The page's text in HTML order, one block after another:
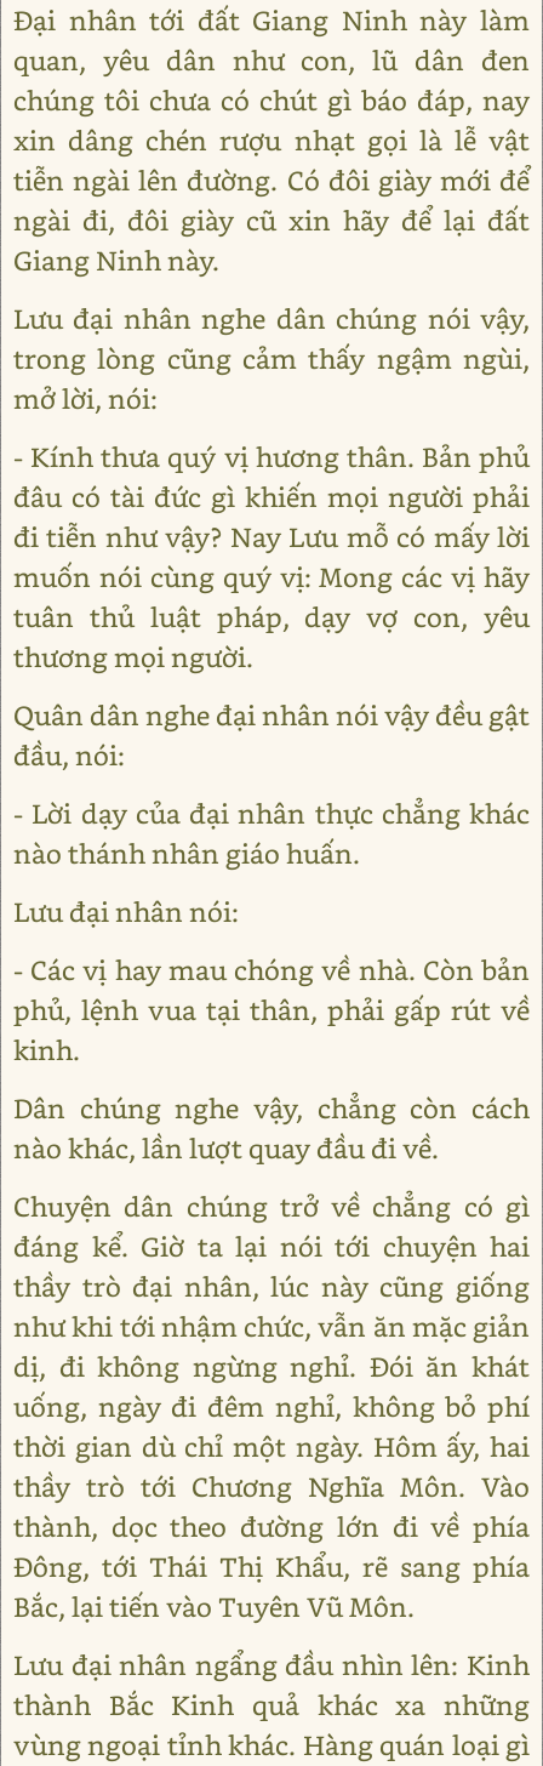
Đại nhân tới đất Giang Ninh này làm
quan, yêu dân như con, lũ dân đen
chúng tôi chưa có chút gì báo đáp, nay
xin dâng chén rượu nhạt gọi là lễ vật
tiễn ngài lên đường. Có đôi giày mới để
ngài đi, đôi giày cũ xin hãy để lại đất
Giang Ninh này.
Lưu đại nhân nghe dân chúng nói vậy,
trong lòng cũng cảm thấy ngậm ngùi,
mở lời, nói:
- Kính thưa quý vị hương thân. Bản phủ
đâu có tài đức gì khiến mọi người phải
đi tiễn như vậy? Nay Lưu mỗ có mấy lời
muốn nói cùng quý vị: Mong các vị hãy
tuân thủ luật pháp, dạy vợ con, yêu
thương mọi người.
Quân dân nghe đại nhân nói vậy đều gật
đầu, nói:
- Lời dạy của đại nhân thực chẳng khác
nào thánh nhân giáo huấn.
Lưu đại nhân nói:
- Các vị hay mau chóng về nhà. Còn bản
phủ, lệnh vua tại thân, phải gấp rút về
kinh.
Dân chúng nghe vậy, chẳng còn cách
nào khác, lần lượt quay đầu đi về.
Chuyện dân chúng trở về chẳng có gì
đáng kể. Giờ ta lại nói tới chuyện hai
thầy trò đại nhân, lúc này cũng giống
như khi tới nhậm chức, vẫn ăn mặc giản
dị, đi không ngừng nghỉ. Đói ăn khát
uống, ngày đi đêm nghỉ, không bỏ phí
thời gian dù chỉ một ngày. Hôm ấy, hai
thầy trò tới Chương Nghĩa Môn. Vào
thành, dọc theo đường lớn đi về phía
Đông, tới Thái Thị Khẩu, rẽ sang phía
Bắc, lại tiến vào Tuyên Vũ Môn.
Lưu đại nhân ngẩng đầu nhìn lên: Kinh
thành Bắc Kinh quả khác xa những
vùng ngoại tỉnh khác. Hàng quán loại gì